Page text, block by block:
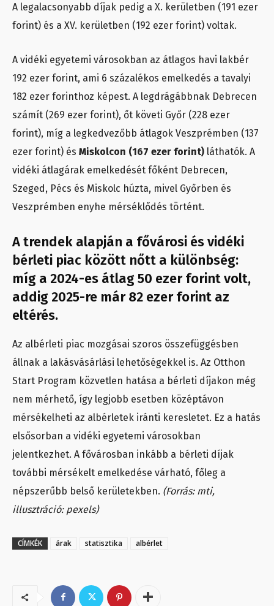
A legalacsonyabb díjak pedig a X. kerületben (191 ezer
forint) és a XV. kerületben (192 ezer forint) voltak.
A vidéki egyetemi városokban az átlagos havi lakbér
192 ezer forint, ami 6 százalékos emelkedés a tavalyi
182 ezer forinthoz képest. A legdrágábbnak Debrecen
számít (269 ezer forint), őt követi Győr (228 ezer
forint), míg a legkedvezőbb átlagok Veszprémben (137
ezer forint) és Miskolcon (167 ezer forint) láthatók. A
vidéki átlagárak emelkedését főként Debrecen,
Szeged, Pécs és Miskolc húzta, mivel Győrben és
Veszprémben enyhe mérséklődés történt.
A trendek alapján a fővárosi és vidéki
bérleti piac között nőtt a különbség:
míg a 2024-es átlag 50 ezer forint volt,
addig 2025-re már 82 ezer forint az
eltérés.
Az albérleti piac mozgásai szoros összefüggésben
állnak a lakásvásárlási lehetőségekkel is. Az Otthon
Start Program közvetlen hatása a bérleti díjakon még
nem mérhető, így legjobb esetben középtávon
mérsékelheti az albérletek iránti keresletet. Ez a hatás
elsősorban a vidéki egyetemi városokban
jelentkezhet. A fővárosban inkább a bérleti díjak
további mérsékelt emelkedése várható, főleg a
népszerűbb belső kerületekben. (Forrás: mti,
illusztráció: pexels)
CÍMKÉK árak statisztika albérlet